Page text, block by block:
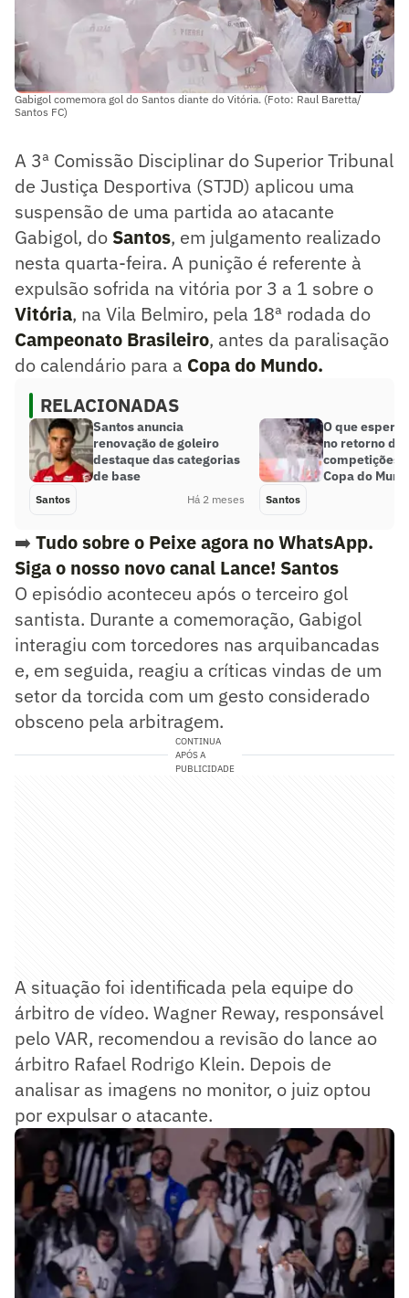
Gabigol comemora gol do Santos diante do Vitória. (Foto: Raul Baretta/
Santos FC)
A 3ª Comissão Disciplinar do Superior Tribunal
de Justiça Desportiva (STJD) aplicou uma
suspensão de uma partida ao atacante
Gabigol, do Santos, em julgamento realizado
nesta quarta-feira. A punição é referente à
expulsão sofrida na vitória por 3 a 1 sobre o
Vitória, na Vila Belmiro, pela 18ª rodada do
Campeonato Brasileiro, antes da paralisação
do calendário para a Copa do Mundo.
RELACIONADAS
Santos anuncia
renovação de goleiro
destaque das categorias
de base
Santos Há 2 meses
O que
no retorno das
competições
Copa do
Santos
➡️ Tudo sobre o Peixe agora no WhatsApp.
Siga o nosso novo canal Lance! Santos
O episódio aconteceu após o terceiro gol
santista. Durante a comemoração, Gabigol
interagiu com torcedores nas arquibancadas
e, em seguida, reagiu a críticas vindas de um
setor da torcida com um gesto considerado
obsceno pela arbitragem.
CONTINUA
APÓS A
PUBLICIDADE
A situação foi identificada pela equipe do
árbitro de vídeo. Wagner Reway, responsável
pelo VAR, recomendou a revisão do lance ao
árbitro Rafael Rodrigo Klein. Depois de
analisar as imagens no monitor, o juiz optou
por expulsar o atacante.